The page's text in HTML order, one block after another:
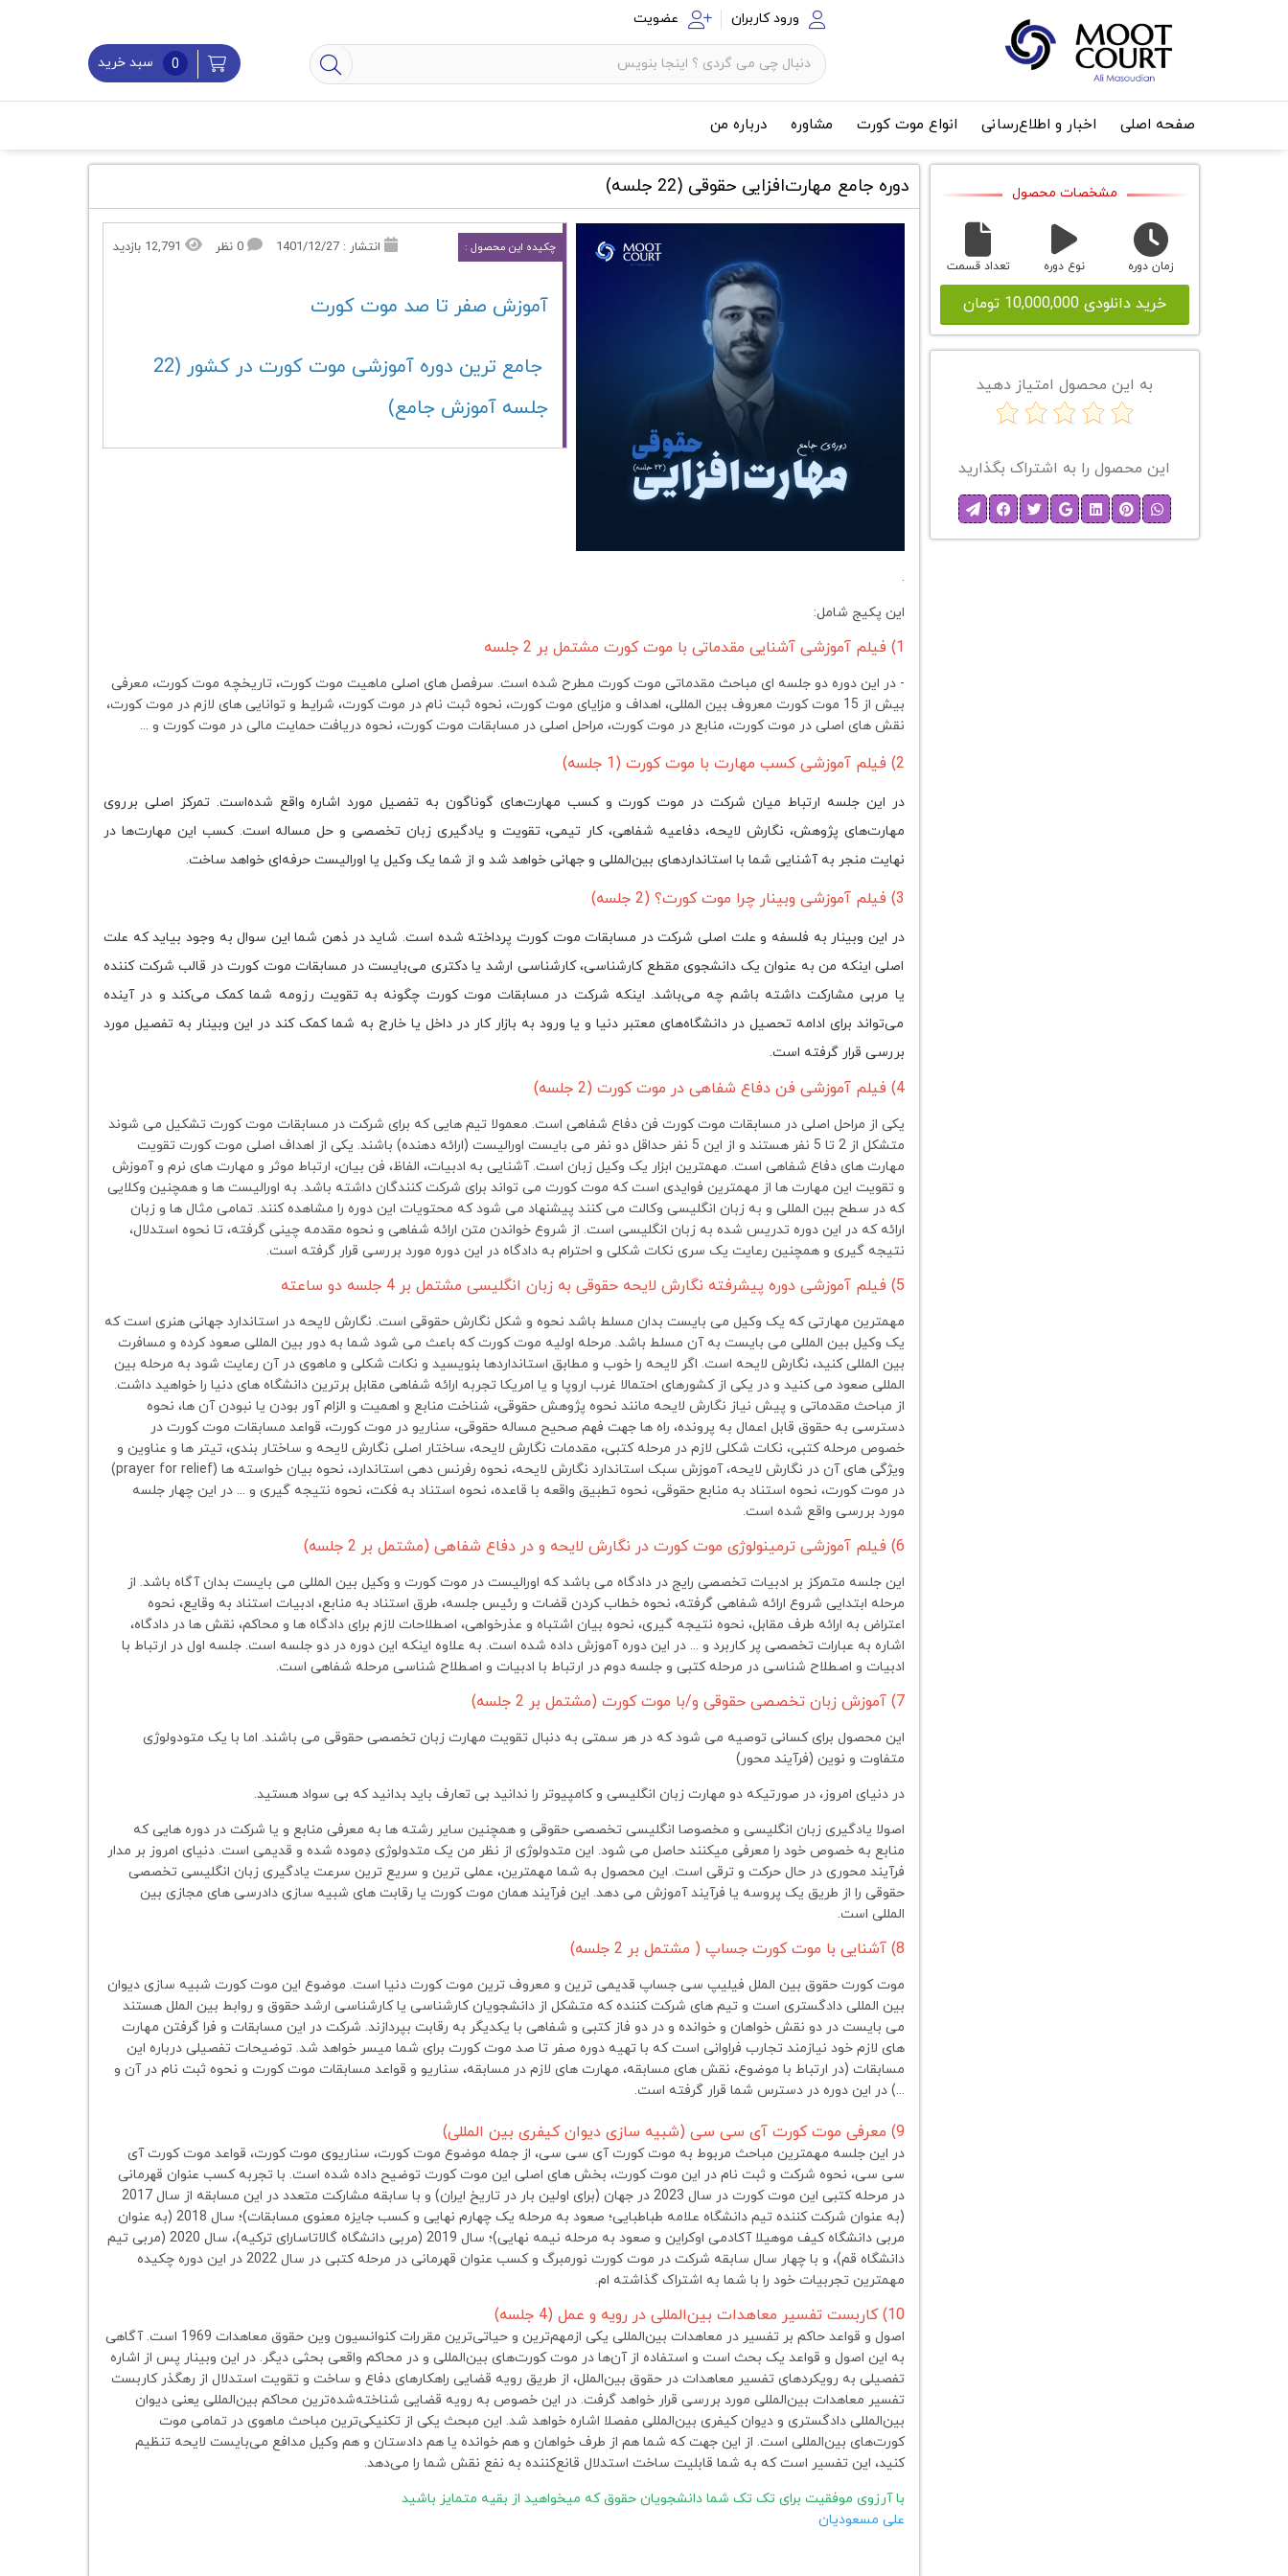
ورود کاربران عضویت
0 سبد خرید
صفحه اصلی اخبار و اطلاع‌رسانی انواع موت کورت مشاوره درباره من
مشخصات محصول
زمان دوره نوع دوره تعداد قسمت
خرید دانلودی 10,000,000 تومان
به این محصول امتیاز دهید
این محصول را به اشتراک بگذارید
دوره جامع مهارت‌افزایی حقوقی (22 جلسه)
چکیده این محصول : انتشار : 1401/12/27 0 نظر 12,791 بازدید
آموزش صفر تا صد موت کورت
جامع ترین دوره آموزشی موت کورت در کشور (22
جلسه آموزش جامع)
.
این پکیج شامل:
1) فیلم آموزشی آشنایی مقدماتی با موت کورت مشتمل بر 2 جلسه
- در این دوره دو جلسه ای مباحث مقدماتی موت کورت مطرح شده است. سرفصل های اصلی ماهیت موت کورت، تاریخچه موت کورت، معرفی
بیش از 15 موت کورت معروف بین المللی، اهداف و مزایای موت کورت، نحوه ثبت نام در موت کورت، شرایط و توانایی های لازم در موت کورت،
نقش های اصلی در موت کورت، منابع در موت کورت، مراحل اصلی در مسابقات موت کورت، نحوه دریافت حمایت مالی در موت کورت و ...
2) فیلم آموزشی کسب مهارت با موت کورت (1 جلسه)
در این جلسه ارتباط میان شرکت در موت کورت و کسب مهارت‌های گوناگون به تفصیل مورد اشاره واقع شده‌است. تمرکز اصلی برروی
مهارت‌های پژوهش، نگارش لایحه، دفاعیه شفاهی، کار تیمی، تقویت و یادگیری زبان تخصصی و حل مساله است. کسب این مهارت‌ها در
نهایت منجر به آشنایی شما با استانداردهای بین‌المللی و جهانی خواهد شد و از شما یک وکیل یا اورالیست حرفه‌ای خواهد ساخت.
3) فیلم آموزشی وبینار چرا موت کورت؟ (2 جلسه)
در این وبینار به فلسفه و علت اصلی شرکت در مسابقات موت کورت پرداخته شده است. شاید در ذهن شما این سوال به وجود بیاید که علت
اصلی اینکه من به عنوان یک دانشجوی مقطع کارشناسی، کارشناسی ارشد یا دکتری می‌بایست در مسابقات موت کورت در قالب شرکت کننده
یا مربی مشارکت داشته باشم چه می‌باشد. اینکه شرکت در مسابقات موت کورت چگونه به تقویت رزومه شما کمک می‌کند و در آینده
می‌تواند برای ادامه تحصیل در دانشگاه‌های معتبر دنیا و یا ورود به بازار کار در داخل یا خارج به شما کمک کند در این وبینار به تفصیل مورد
بررسی قرار گرفته است.
4) فیلم آموزشی فن دفاع شفاهی در موت کورت (2 جلسه)
یکی از مراحل اصلی در مسابقات موت کورت فن دفاع شفاهی است. معمولا تیم هایی که برای شرکت در مسابقات موت کورت تشکیل می شوند
متشکل از 2 تا 5 نفر هستند و از این 5 نفر حداقل دو نفر می بایست اورالیست (ارائه دهنده) باشند. یکی از اهداف اصلی موت کورت تقویت
مهارت های دفاع شفاهی است. مهمترین ابزار یک وکیل زبان است. آشنایی به ادبیات، الفاظ، فن بیان، ارتباط موثر و مهارت های نرم و آموزش
و تقویت این مهارت ها از مهمترین فوایدی است که موت کورت می تواند برای شرکت کنندگان داشته باشد. به اورالیست ها و همچنین وکلایی
که در سطح بین المللی و به زبان انگلیسی وکالت می کنند پیشنهاد می شود که محتویات این دوره را مشاهده کنند. تمامی مثال ها و زبان
ارائه که در این دوره تدریس شده به زبان انگلیسی است. از شروع خواندن متن ارائه شفاهی و نحوه مقدمه چینی گرفته، تا نحوه استدلال،
نتیجه گیری و همچنین رعایت یک سری نکات شکلی و احترام به دادگاه در این دوره مورد بررسی قرار گرفته است.
5) فیلم آموزشی دوره پیشرفته نگارش لایحه حقوقی به زبان انگلیسی مشتمل بر 4 جلسه دو ساعته
مهمترین مهارتی که یک وکیل می بایست بدان مسلط باشد نحوه و شکل نگارش حقوقی است. نگارش لایحه در استاندارد جهانی هنری است که
یک وکیل بین المللی می بایست به آن مسلط باشد. مرحله اولیه موت کورت که باعث می شود شما به دور بین المللی صعود کرده و مسافرت
بین المللی کنید، نگارش لایحه است. اگر لایحه را خوب و مطابق استانداردها بنویسید و نکات شکلی و ماهوی در آن رعایت شود به مرحله بین
المللی صعود می کنید و در یکی از کشورهای احتمالا غرب اروپا و یا امریکا تجربه ارائه شفاهی مقابل برترین دانشگاه های دنیا را خواهید داشت.
از مباحث مقدماتی و پیش نیاز نگارش لایحه مانند نحوه پژوهش حقوقی، شناخت منابع و اهمیت و الزام آور بودن یا نبودن آن ها، نحوه
دسترسی به حقوق قابل اعمال به پرونده، راه ها جهت فهم صحیح مساله حقوقی، سناریو در موت کورت، قواعد مسابقات موت کورت در
خصوص مرحله کتبی، نکات شکلی لازم در مرحله کتبی، مقدمات نگارش لایحه، ساختار اصلی نگارش لایحه و ساختار بندی، تیتر ها و عناوین و
ویژگی های آن در نگارش لایحه، آموزش سبک استاندارد نگارش لایحه، نحوه رفرنس دهی استاندارد، نحوه بیان خواسته ها (prayer for relief)
در موت کورت، نحوه استناد به منابع حقوقی، نحوه تطبیق واقعه با قاعده، نحوه استناد به فکت، نحوه نتیجه گیری و ... در این چهار جلسه
مورد بررسی واقع شده است.
6) فیلم آموزشی ترمینولوژی موت کورت در نگارش لایحه و در دفاع شفاهی (مشتمل بر 2 جلسه)
این جلسه متمرکز بر ادبیات تخصصی رایج در دادگاه می باشد که اورالیست در موت کورت و وکیل بین المللی می بایست بدان آگاه باشد. از
مرحله ابتدایی شروع ارائه شفاهی گرفته، نحوه خطاب کردن قضات و رئیس جلسه، طرق استناد به منابع، ادبیات استناد به وقایع، نحوه
اعتراض به ارائه طرف مقابل، نحوه نتیجه گیری، نحوه بیان اشتباه و عذرخواهی، اصطلاحات لازم برای دادگاه ها و محاکم، نقش ها در دادگاه،
اشاره به عبارات تخصصی پر کاربرد و ... در این دوره آموزش داده شده است. به علاوه اینکه این دوره در دو جلسه است. جلسه اول در ارتباط با
ادبیات و اصطلاح شناسی در مرحله کتبی و جلسه دوم در ارتباط با ادبیات و اصطلاح شناسی مرحله شفاهی است.
7) آموزش زبان تخصصی حقوقی و/با موت کورت (مشتمل بر 2 جلسه)
این محصول برای کسانی توصیه می شود که در هر سمتی به دنبال تقویت مهارت زبان تخصصی حقوقی می باشند. اما با یک متودولوژی
متفاوت و نوین (فرآیند محور)
در دنیای امروز، در صورتیکه دو مهارت زبان انگلیسی و کامپیوتر را ندانید بی تعارف باید بدانید که بی سواد هستید.
اصولا یادگیری زبان انگلیسی و مخصوصا انگلیسی تخصصی حقوقی و همچنین سایر رشته ها به معرفی منابع و یا شرکت در دوره هایی که
منابع به خصوص خود را معرفی میکنند حاصل می شود. این متدولوژی از نظر من یک متدولوژی دِموده شده و قدیمی است. دنیای امروز بر مدار
فرآیند محوری در حال حرکت و ترقی است. این محصول به شما مهمترین، عملی ترین و سریع ترین سرعت یادگیری زبان انگلیسی تخصصی
حقوقی را از طریق یک پروسه یا فرآیند آموزش می دهد. این فرآیند همان موت کورت یا رقابت های شبیه سازی دادرسی های مجازی بین
المللی است.
8) آشنایی با موت کورت جساپ ( مشتمل بر 2 جلسه)
موت کورت حقوق بین الملل فیلیپ سی جساپ قدیمی ترین و معروف ترین موت کورت دنیا است. موضوع این موت کورت شبیه سازی دیوان
بین المللی دادگستری است و تیم های شرکت کننده که متشکل از دانشجویان کارشناسی یا کارشناسی ارشد حقوق و روابط بین الملل هستند
می بایست در دو نقش خواهان و خوانده و در دو فاز کتبی و شفاهی با یکدیگر به رقابت بپردازند. شرکت در این مسابقات و فرا گرفتن مهارت
های لازم خود نیازمند تجارب فراوانی است که با تهیه دوره صفر تا صد موت کورت برای شما میسر خواهد شد. توضیحات تفصیلی درباره این
مسابقات (در ارتباط با موضوع، نقش های مسابقه، مهارت های لازم در مسابقه، سناریو و قواعد مسابقات موت کورت و نحوه ثبت نام در آن و
...) در این دوره در دسترس شما قرار گرفته است.
9) معرفی موت کورت آی سی سی (شبیه سازی دیوان کیفری بین المللی)
در این جلسه مهمترین مباحث مربوط به موت کورت آی سی سی، از جمله موضوع موت کورت، سناریوی موت کورت، قواعد موت کورت آی
سی سی، نحوه شرکت و ثبت نام در این موت کورت، بخش های اصلی این موت کورت توضیح داده شده است. با تجربه کسب عنوان قهرمانی
در مرحله کتبی این موت کورت در سال 2023 در جهان (برای اولین بار در تاریخ ایران) و با سابقه مشارکت متعدد در این مسابقه از سال 2017
(به عنوان شرکت کننده تیم دانشگاه علامه طباطبایی؛ صعود به مرحله یک چهارم نهایی و کسب جایزه معنوی مسابقات)؛ سال 2018 (به عنوان
مربی دانشگاه کیف موهیلا آکادمی اوکراین و صعود به مرحله نیمه نهایی)؛ سال 2019 (مربی دانشگاه گالاتاسارای ترکیه)، سال 2020 (مربی تیم
دانشگاه قم)، و با چهار سال سابقه شرکت در موت کورت نورمبرگ و کسب عنوان قهرمانی در مرحله کتبی در سال 2022 در این دوره چکیده
مهمترین تجربیات خود را با شما به اشتراک گذاشته ام.
10) کاربست تفسیر معاهدات بین‌المللی در رویه و عمل (4 جلسه)
اصول و قواعد حاکم بر تفسیر در معاهدات بین‌المللی یکی ازمهم‌ترین و حیاتی‌ترین مقررات کنوانسیون وین حقوق معاهدات 1969 است. آگاهی
به این اصول و قواعد یک بحث است و استفاده از آن‌ها در موت کورت‌های بین‌المللی و در محاکم واقعی بحثی دیگر. در این وبینار پس از اشاره
تفصیلی به رویکردهای تفسیر معاهدات در حقوق بین‌الملل، از طریق رویه قضایی راهکارهای دفاع و ساخت و تقویت استدلال از رهگذر کاربست
تفسیر معاهدات بین‌المللی مورد بررسی قرار خواهد گرفت. در این خصوص به رویه قضایی شناخته‌شده‌ترین محاکم بین‌المللی یعنی دیوان
بین‌المللی دادگستری و دیوان کیفری بین‌المللی مفصلا اشاره خواهد شد. این مبحث یکی از تکنیکی‌ترین مباحث ماهوی در تمامی موت
کورت‌های بین‌المللی است. از این جهت که شما هم از طرف خواهان و هم خوانده یا هم دادستان و هم وکیل مدافع می‌بایست لایحه تنظیم
کنید، این تفسیر است که به شما قابلیت ساخت استدلال قانع‌کننده به نفع نقش شما را می‌دهد.
با آرزوی موفقیت برای تک تک شما دانشجویان حقوق که میخواهید از بقیه متمایز باشید
علی مسعودیان